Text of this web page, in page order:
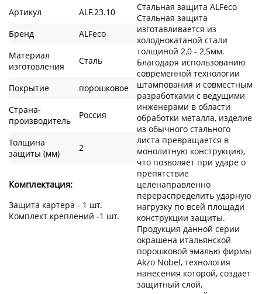
Артикул
ALF.23.10
Бренд
ALFeco
Материал
изготовления
Сталь
Покрытие
порошковое
Страна-
производитель
Россия
Толщина
защиты (мм)
2
Комплектация:
Защита картера - 1 шт.
Комплект креплений -1 шт.
Стальная защита ALFeco
Стальная защита
изготавливается из
холоднокатаной стали
толщиной 2,0 - 2,5мм.
Благодаря использованию
современной технологии
штампования и совместным
разработками с ведущими
инженерами в области
обработки металла, изделие
из обычного стального
листа превращается в
монолитную конструкцию,
что позволяет при ударе о
препятствие
целенаправленно
перераспределить ударную
нагрузку по всей площади
конструкции защиты.
Продукция данной серии
окрашена итальянской
порошковой эмалью фирмы
Akzo Nobel, технология
нанесения которой, создает
защитный слой,